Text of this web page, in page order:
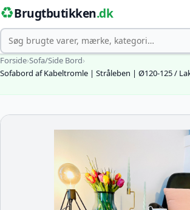
♻️Brugtbutikken.dk
Søg
Forside›Sofa/Side Bord›
Sofabord af Kabeltromle | Stråleben | Ø120-125 /